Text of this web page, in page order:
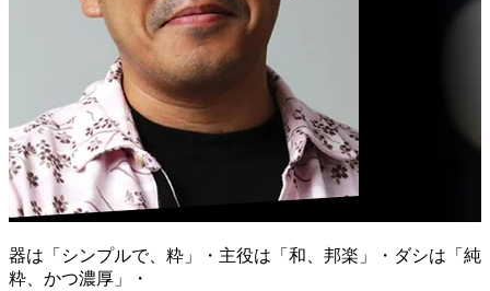
器は「シンプルで、粋」・主役は「和、邦楽」・ダシは「純
粋、かつ濃厚」・